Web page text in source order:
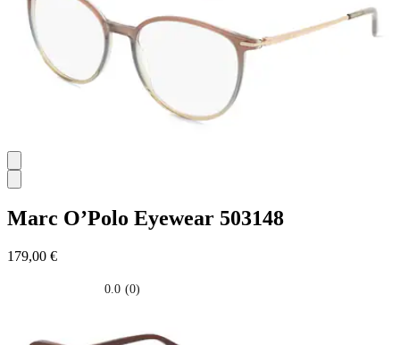
Marc O’Polo Eyewear 503148
179,00 €
0.0 (0)